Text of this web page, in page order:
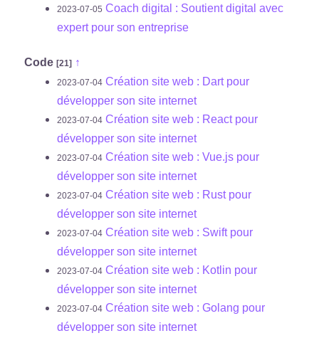
2023-07-05 Coach digital : Soutient digital avec
expert pour son entreprise
Code [21] ↑
2023-07-04 Création site web : Dart pour
développer son site internet
2023-07-04 Création site web : React pour
développer son site internet
2023-07-04 Création site web : Vue.js pour
développer son site internet
2023-07-04 Création site web : Rust pour
développer son site internet
2023-07-04 Création site web : Swift pour
développer son site internet
2023-07-04 Création site web : Kotlin pour
développer son site internet
2023-07-04 Création site web : Golang pour
développer son site internet